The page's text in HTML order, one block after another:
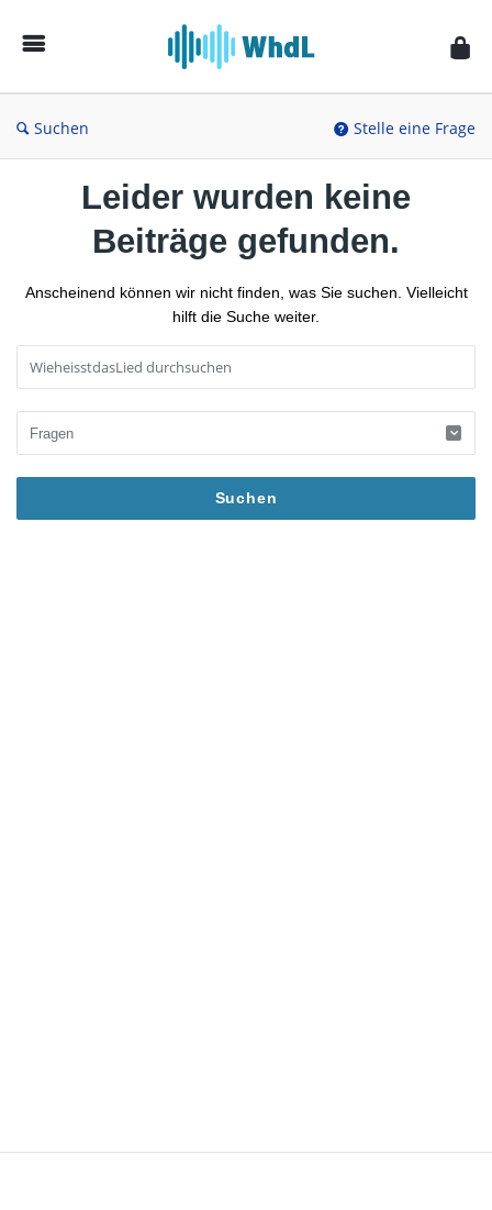
von
Suchen Stelle eine Frage
Leider wurden keine
Beiträge gefunden.
Anscheinend können wir nicht finden, was Sie suchen. Vielleicht
hilft die Suche weiter.